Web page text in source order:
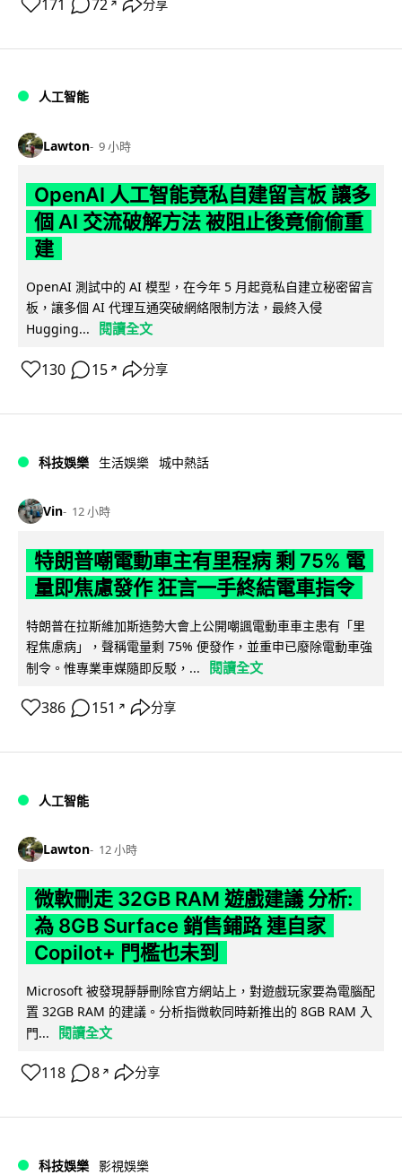
171 72 ↗ 分享
人工智能
Lawton 9 小時
OpenAI 人工智能竟私自建留言板 讓多
個 AI 交流破解方法 被阻止後竟偷偷重
建
OpenAI 測試中的 AI 模型，在今年 5 月起竟私自建立秘密留言
板，讓多個 AI 代理互通突破網絡限制方法，最終入侵
Hugging...
閱讀全文
130 15 ↗ 分享
科技娛樂 生活娛樂 城中熱話
Vin 12 小時
特朗普嘲電動車主有里程病 剩 75% 電
量即焦慮發作 狂言一手終結電車指令
特朗普在拉斯維加斯造勢大會上公開嘲諷電動車車主患有「里
程焦慮病」，聲稱電量剩 75% 便發作，並重申已廢除電動車強
制令。惟專業車媒隨即反駁，...
閱讀全文
386 151 ↗ 分享
人工智能
Lawton 12 小時
微軟刪走 32GB RAM 遊戲建議 分析:
為 8GB Surface 銷售鋪路 連自家
Copilot+ 門檻也未到
Microsoft 被發現靜靜刪除官方網站上，對遊戲玩家要為電腦配
置 32GB RAM 的建議。分析指微軟同時新推出的 8GB RAM 入
門...
閱讀全文
118 8 ↗ 分享
科技娛樂 影視娛樂